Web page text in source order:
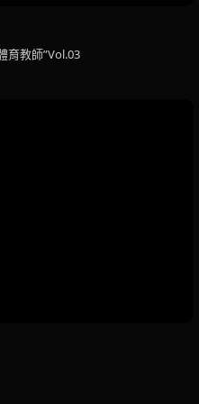
育教師”Vol.03